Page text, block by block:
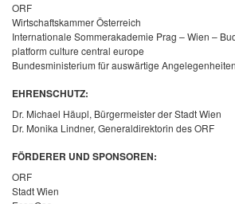
ORF
Wirtschaftskammer Österreich
Internationale Sommerakademie Prag – Wien –
platform culture central europe
Bundesministerium für auswärtige Angelegenheiten
EHRENSCHUTZ:
Dr. Michael Häupl, Bürgermeister der Stadt Wien
Dr. Monika Lindner, Generaldirektorin des ORF
FÖRDERER UND SPONSOREN:
ORF
Stadt Wien